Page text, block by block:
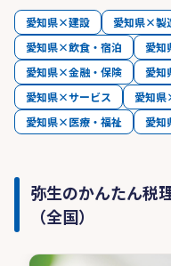
愛知県×建設 愛知県×製
愛知県×飲食・宿泊
愛知
愛知県×金融・保険
愛知
愛知県×サービス
愛知県
愛知県×医療・福祉
愛知
弥生のかんたん税
（全国）